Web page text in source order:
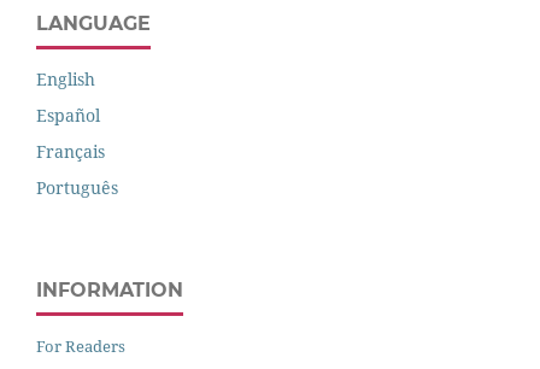
LANGUAGE
English
Español
Français
Português
INFORMATION
For Readers